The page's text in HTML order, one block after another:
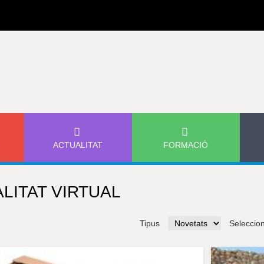
ACTUALITAT FORMACIÓ
VIRTUAL
Tipus